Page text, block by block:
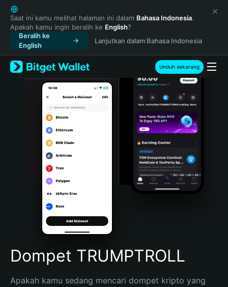
English
日本語
Tiếng Việt
Русский
Español (Latinoamérica)
Türkçe
Italiano
Português (Portugal)
Bahasa Indonesia
Português (Brasil)
Español (Argentina)
Saat ini kamu melihat halaman ini dalam Bahasa Indonesia.
Apakah kamu ingin beralih ke English?
Beralih ke
English
Lanjutkan dalam Bahasa Indonesia
Unduh sekarang
Dompet TRUMPTROLL
Apakah kamu sedang mencari dompet kripto yang